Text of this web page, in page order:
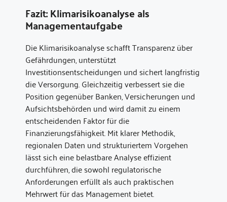
Fazit: Klimarisikoanalyse als
Managementaufgabe
Die Klimarisikoanalyse schafft Transparenz über
Gefährdungen, unterstützt
Investitionsentscheidungen und sichert langfristig
die Versorgung. Gleichzeitig verbessert sie die
Position gegenüber Banken, Versicherungen und
Aufsichtsbehörden und wird damit zu einem
entscheidenden Faktor für die
Finanzierungsfähigkeit. Mit klarer Methodik,
regionalen Daten und strukturiertem Vorgehen
lässt sich eine belastbare Analyse effizient
durchführen, die sowohl regulatorische
Anforderungen erfüllt als auch praktischen
Mehrwert für das Management bietet.